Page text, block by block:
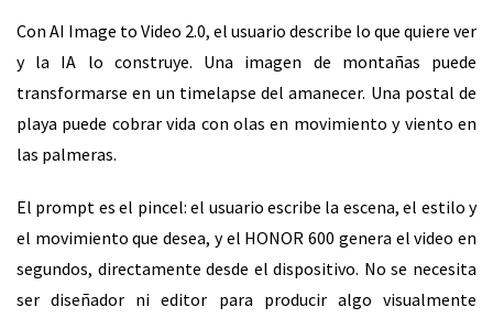
Con AI Image to Video 2.0, el usuario describe lo que quiere ver
y la IA lo construye. Una imagen de montañas puede
transformarse en un timelapse del amanecer. Una postal de
playa puede cobrar vida con olas en movimiento y viento en
las palmeras.
El prompt es el pincel: el usuario escribe la escena, el estilo y
el movimiento que desea, y el HONOR 600 genera el video en
segundos, directamente desde el dispositivo. No se necesita
ser diseñador ni editor para producir algo visualmente